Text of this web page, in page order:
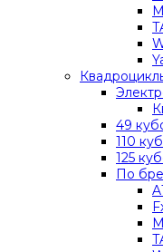
49
110
125
По